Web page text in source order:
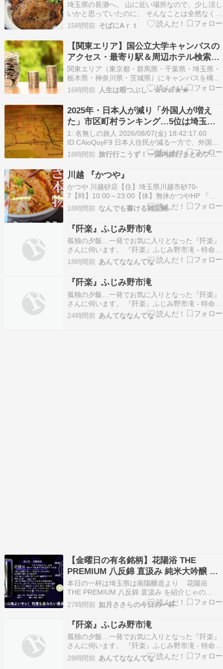
埼玉県の長瀞へ。 山に近い場所なので、少し涼し
いかと思っていたのに、 そんなことは全然なく
て、むしろ暑い！ 湿度が高くて、山の向こうには
もくもくと雲が沸いている。 夕立がくるかも。
まずは宝登山（ほどさん）へ。 長瀞駅からバスに
乗り、宝登山ロープウェイ乗り場へ。 宝登山ロー
プウ…
15時間前 そばにAｒｔ
【関東エリア】国公立大学キャンパスの
アクセス・最寄り駅＆周辺ホテル検索ま
とめ
関東エリア（東京都・群馬県・千葉県・埼玉県・
栃木県・神奈川県・茨城県）にキャンパスを構え
る国公立大学のアクセス情報を都道府県別にまと
めました！ 各大学の主要キャンパス、最寄り駅・
バス案内、詳細アクセスページへのリンク、およ
び受験生や学会参加者に便利な周辺ホテル検索機
能を完備して…
16時間前 人生は暇つぶし - ☆☆☆★★
2025年・日本人が減り「外国人が増え
た」市区町村ランキング…5位は埼玉県
川口市、4位京都市、ではトップ3は？
1: 名無しの旅人 2026/08/07(金) 18:42:17.60
ID:CAioQuyF9 日本人住民が減る一方で、外国人
住民が増えている。全国の自治体で、人口構成の
変化が進んでいる。総務省が2026年7月29日に公
表した「住民基本台帳に基づく人口、人口動態及
び世帯数」によ…
18時間前 旅行行こうず！ー国内旅行まとめブログー
川越 『かつや』
かつや 川越砂店【住】埼玉県川越市砂70-
7【時】10:00～23:00【休】無休かつやHP 『ラ
ンチ』で利用 紹介68回目（前回のブログ） ※チ
ェーン店トータル所用で川越の某所へ。ランチは
某所に行ったら毎回お邪魔している店に。あら、
本日は開店が30分遅れと貼紙がありました。こ…
18時間前 なんでも書ける雑記帳
『阡楽』ふじみ野市滝
孤独の夕飯…一発でお気に入りとなった『阡楽』
さんに伺います。 『阡楽』ふじみ野市滝 - 特命B
級グルメ部長の報告書[埼玉] 続きを読む
18時間前 あんてななんてな
『阡楽』ふじみ野市滝
孤独の夕飯…一発でお気に入りとなった『阡楽』
さんに伺います。 『阡楽』ふじみ野市滝 - 特命B
級グルメ部長の報告書[埼玉] 続きを読む
24時間前 あんてななんてな
【金曜日の有名銘柄】花陽浴 THE
PREMIUM 八反錦 直汲み 純米大吟醸 お
りがらみ 無濾過生原酒【FUKA????YO-
I】
本日の一杯は埼玉県は南陽醸造より 花陽浴
THE PREMIUM 八反錦 直汲み を紹介じゃの
っ！！！ 本日は先日の宴友会で出した、八反錦の
花陽浴のPREMIUMの直汲みをご紹介じゃの！ 夏
限定の一本、これはほんとに美味しかった一本な
の！ さっそくレビューなの～！ まず…
27時間前 如月ささらの今日の一杯
『阡楽』ふじみ野市滝
孤独の夕飯…一発でお気に入りとなった『阡楽』
さんに伺います。 『阡楽』ふじみ野市滝 - 特命B
級グルメ部長の報告書[埼玉] 続きを読む
28時間前 あんてななんてな